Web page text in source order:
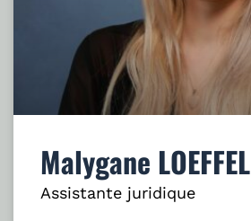
Malygane LOEFFEL
Assistante juridique